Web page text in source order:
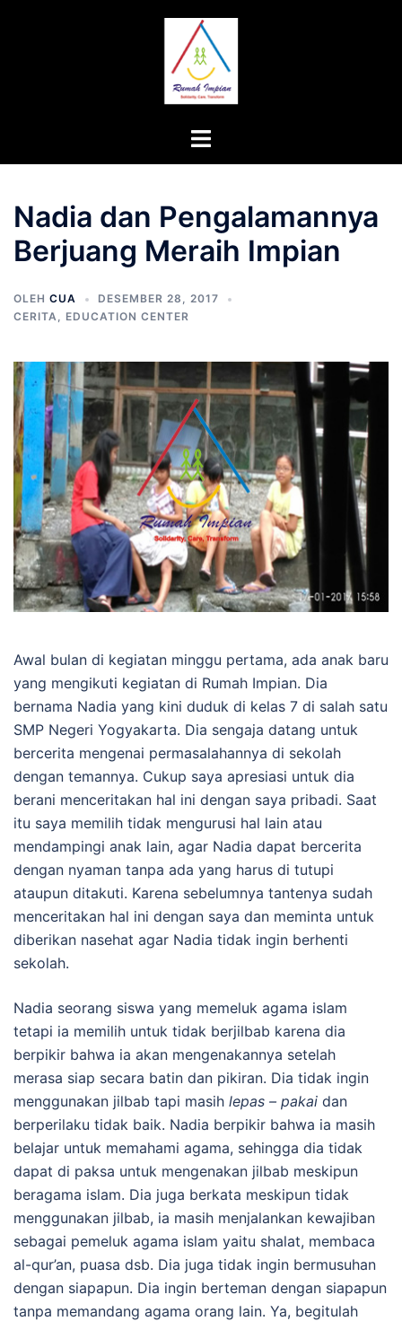
Menu
Nadia dan Pengalamannya
Berjuang Meraih Impian
OLEH CUA
DESEMBER 28, 2017
CERITA, EDUCATION CENTER
Awal bulan di kegiatan minggu pertama, ada anak baru
yang mengikuti kegiatan di Rumah Impian. Dia
bernama Nadia yang kini duduk di kelas 7 di salah satu
SMP Negeri Yogyakarta. Dia sengaja datang untuk
bercerita mengenai permasalahannya di sekolah
dengan temannya. Cukup saya apresiasi untuk dia
berani menceritakan hal ini dengan saya pribadi. Saat
itu saya memilih tidak mengurusi hal lain atau
mendampingi anak lain, agar Nadia dapat bercerita
dengan nyaman tanpa ada yang harus di tutupi
ataupun ditakuti. Karena sebelumnya tantenya sudah
menceritakan hal ini dengan saya dan meminta untuk
diberikan nasehat agar Nadia tidak ingin berhenti
sekolah.
Nadia seorang siswa yang memeluk agama islam
tetapi ia memilih untuk tidak berjilbab karena dia
berpikir bahwa ia akan mengenakannya setelah
merasa siap secara batin dan pikiran. Dia tidak ingin
menggunakan jilbab tapi masih lepas – pakai dan
berperilaku tidak baik. Nadia berpikir bahwa ia masih
belajar untuk memahami agama, sehingga dia tidak
dapat di paksa untuk mengenakan jilbab meskipun
beragama islam. Dia juga berkata meskipun tidak
menggunakan jilbab, ia masih menjalankan kewajiban
sebagai pemeluk agama islam yaitu shalat, membaca
al-qur’an, puasa dsb. Dia juga tidak ingin bermusuhan
dengan siapapun. Dia ingin berteman dengan siapapun
tanpa memandang agama orang lain. Ya, begitulah